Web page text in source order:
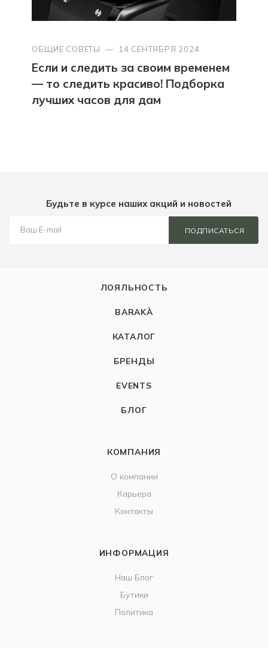
ОБЩИЕ СОВЕТЫ — 14 СЕНТЯБРЯ 2024
Если и следить за своим временем
— то следить красиво! Подборка
лучших часов для дам
Будьте в курсе наших акций и новостей
ПОДПИСАТЬСЯ
ЛОЯЛЬНОСТЬ
BARAKÀ
КАТАЛОГ
БРЕНДЫ
EVENTS
БЛОГ
КОМПАНИЯ
О компании
Карьера
Контакты
ИНФОРМАЦИЯ
Наш Блог
Бутики
Политика